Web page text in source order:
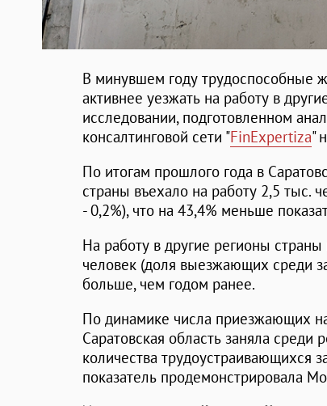
В минувшем году трудоспособные
активнее уезжать на работу в
исследовании, подготовленном
консалтинговой сети "FinExpertiza"
По итогам прошлого года в
страны въехало на работу 2,5 тыс.
- 0,2%), что на 43,4% меньше
На работу в другие регионы
человек (доля выезжающих среди
больше, чем годом ранее.
По динамике числа приезжающих
Саратовская область заняла среди
количества трудоустраивающихся
показатель продемонстрировала